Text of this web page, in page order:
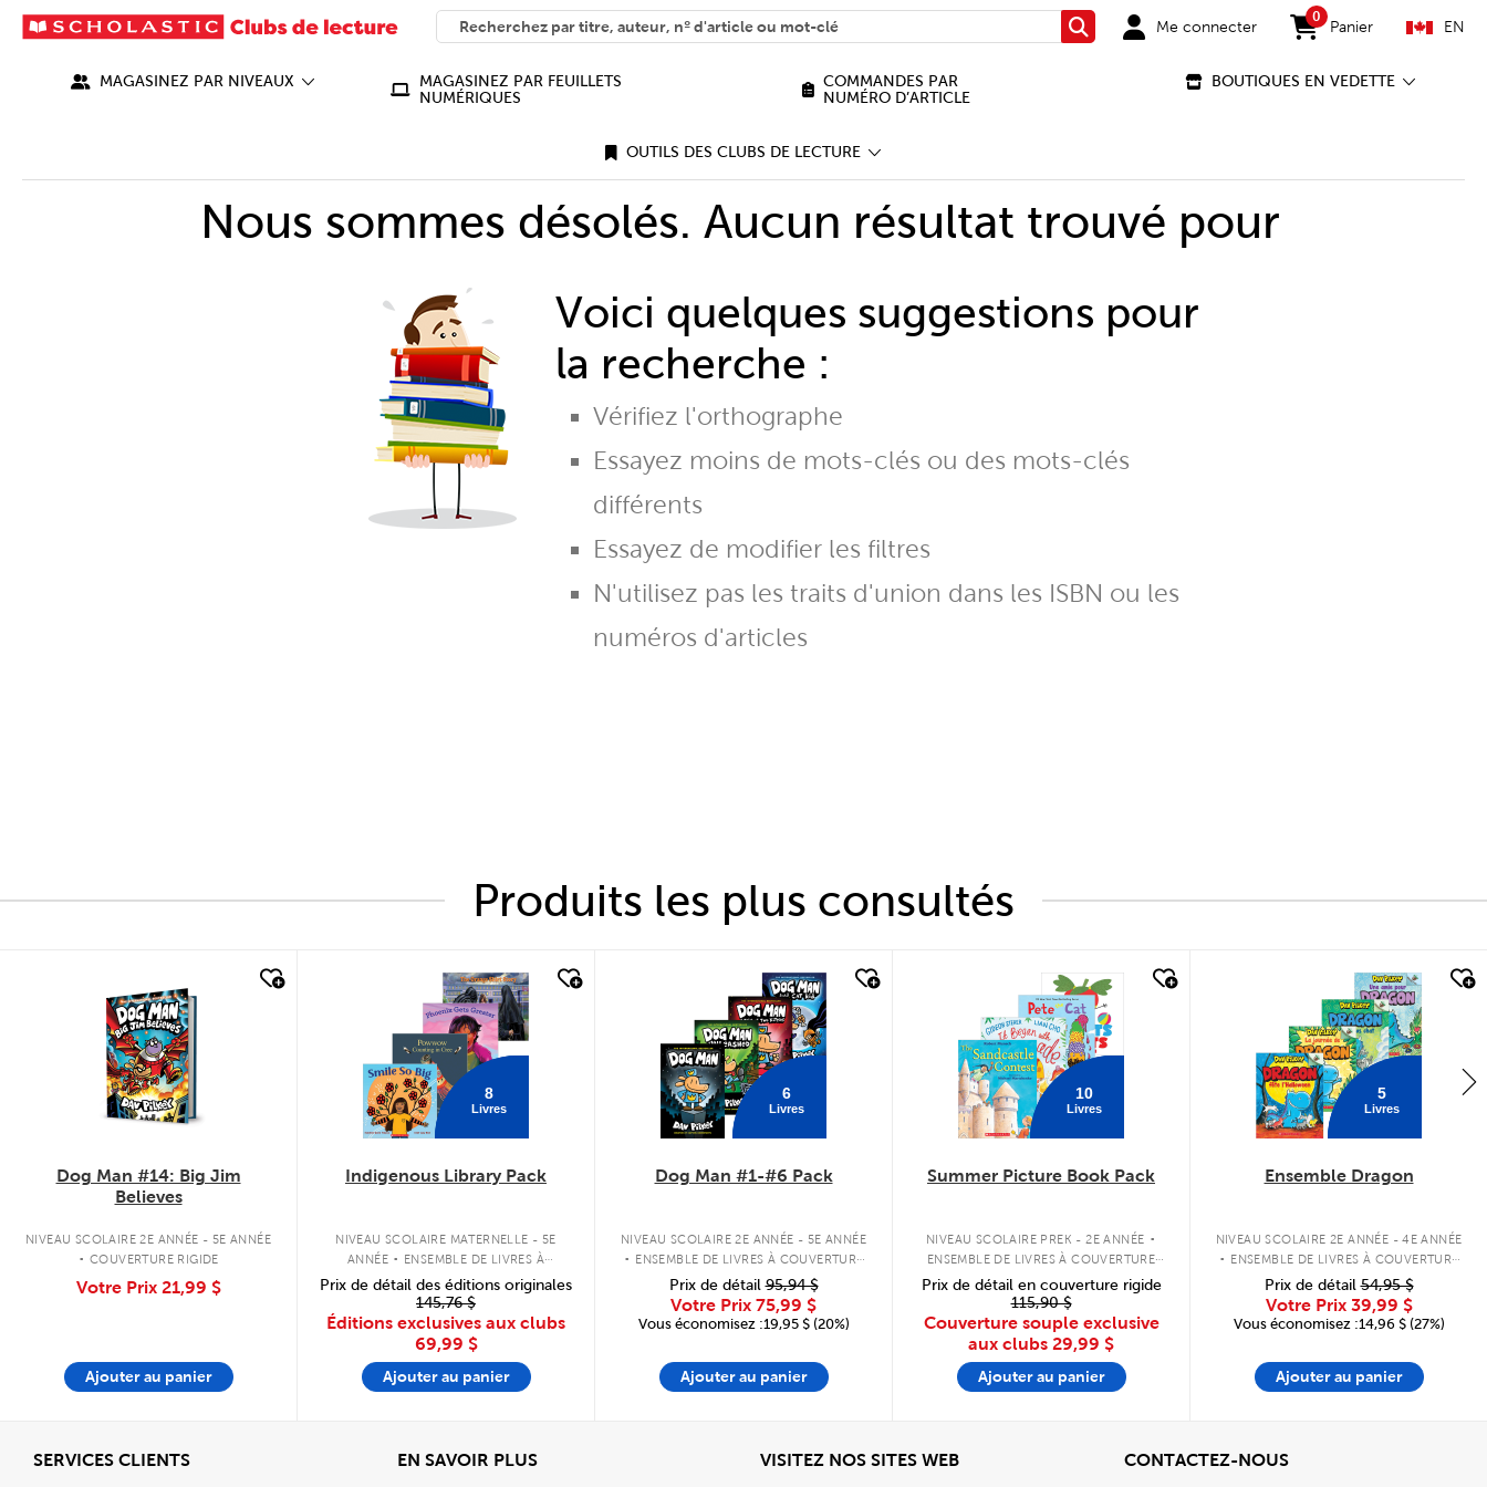
SEARCH
What can we help you find?
RechercherMe connecter
0
items in cart
Panier EN
MAGASINEZ PAR NIVEAUX
MAGASINEZ PAR FEUILLETS
NUMÉRIQUES
COMMANDES PAR
NUMÉRO D’ARTICLE
BOUTIQUES EN VEDETTE
OUTILS DES CLUBS DE LECTURE
Nous sommes désolés. Aucun résultat trouvé pour
Voici quelques suggestions pour
la recherche :
Vérifiez l'orthographe
Essayez moins de mots-clés ou des mots-clés
différents
Essayez de modifier les filtres
N'utilisez pas les traits d'union dans les ISBN ou les
numéros d'articles
Produits les plus consultés
Dog Man #14: Big Jim
Believes
NIVEAU SCOLAIRE 2E ANNÉE - 5E ANNÉE
. COUVERTURE RIGIDE
Votre Prix 21,99 $
Ajouter au panier
8
Livres
Indigenous Library Pack
NIVEAU SCOLAIRE MATERNELLE - 5E
ANNÉE . ENSEMBLE DE LIVRES À
COUVERTURE SOUPLE
Prix de détail des éditions originales
145,76 $
Éditions exclusives aux clubs
69,99 $
Ajouter au panier
6
Livres
Dog Man #1-#6 Pack
NIVEAU SCOLAIRE 2E ANNÉE - 5E ANNÉE
. ENSEMBLE DE LIVRES À COUVERTURE
RIGIDE
Prix de détail95,94 $
Votre Prix 75,99 $
Vous économisez :19,95 $ (20%)
Ajouter au panier
10
Livres
Summer Picture Book Pack
NIVEAU SCOLAIRE PREK - 2E ANNÉE .
ENSEMBLE DE LIVRES À COUVERTURE
Prix de détail en couverture rigide
115,90 $
Couverture souple exclusive
aux clubs 29,99 $
Ajouter au panier
5
Livres
Ensemble Dragon
NIVEAU SCOLAIRE 2E ANNÉE - 4E ANNÉE
. ENSEMBLE DE LIVRES À COUVERTURE
SOUPLE
Prix de détail54,95 $
Votre Prix 39,99 $
Vous économisez :14,96 $ (27%)
Ajouter au panier
SERVICES CLIENTSAfficher EN SAVOIR PLUSView VISITEZ NOS SITES WEBAfficher CONTACTEZ-NOUSView